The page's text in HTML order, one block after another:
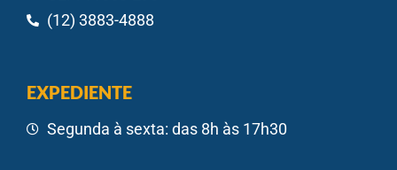
(12) 3883-4888
EXPEDIENTE
Segunda à sexta: das 8h às 17h30